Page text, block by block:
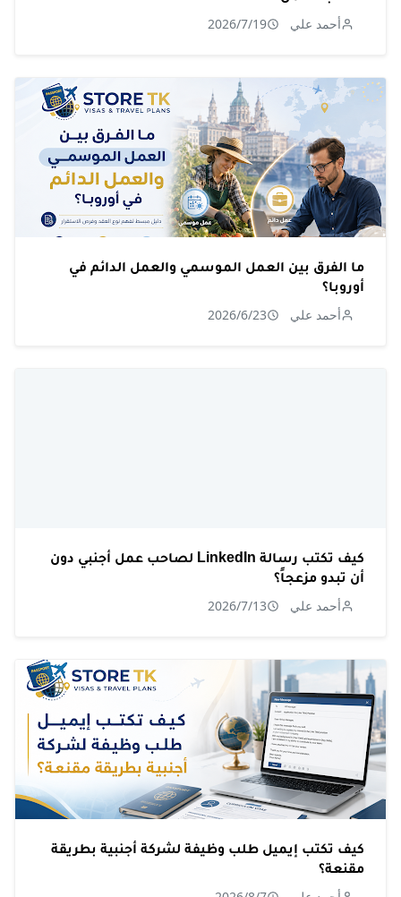
أحمد علي 2026/7/19
ما الفرق بين العمل الموسمي والعمل الدائم في
أوروبا؟
أحمد علي 2026/6/23
كيف تكتب رسالة LinkedIn لصاحب عمل أجنبي دون
أن تبدو مزعجاً؟
أحمد علي 2026/7/13
كيف تكتب إيميل طلب وظيفة لشركة أجنبية بطريقة
مقنعة؟